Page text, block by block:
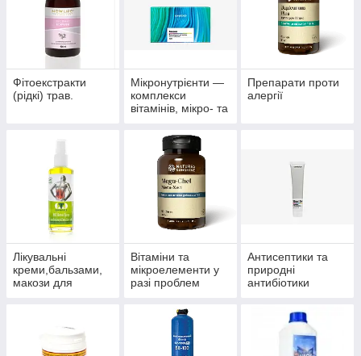
Фітоекстракти
(рідкі) трав.
Мікронутрієнти —
комплекси
вітамінів, мікро- та
Препарати проти
алергії
Лікувальні
креми,бальзами,
макози для
Вітаміни та
мікроелементи у
разі проблем
Антисептики та
природні
антибіотики
ьного впливу.